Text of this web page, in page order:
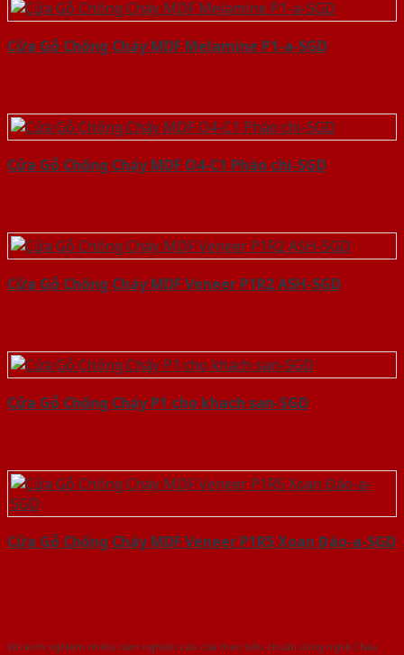
Cửa Gỗ Chống Cháy MDF Melamine P1-a-SGD
Cửa Gỗ Chống Cháy MDF O4-C1 Phào chi-SGD
Cửa Gỗ Chống Cháy MDF Veneer P1R2 ASH-SGD
Cửa Gỗ Chống Cháy P1 cho khach san-SGD
Cửa Gỗ Chống Cháy MDF Veneer P1R5 Xoan Đào-a-SGD
Với kinh nghiệm nhiêu năm nghiên cứu cửa theo tiêu chuẩn công nghệ Châu